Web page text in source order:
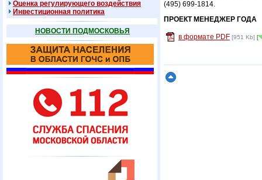
Оценка регулирующего воздействия
Инвестиционная политика
НОВОСТИ ПОДМОСКОВЬЯ
(495) 699-1814.
ПРОЕКТ МЕНЕДЖЕР ГОДА
в формате PDF [951 Kb] [